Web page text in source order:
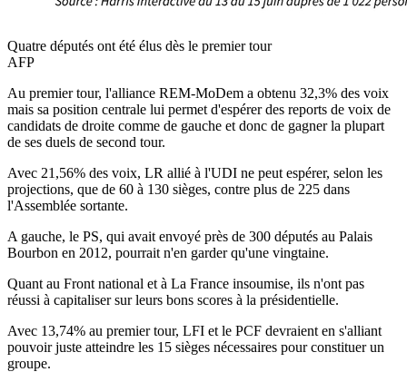
Quatre députés ont été élus dès le premier tour
AFP
Au premier tour, l'alliance REM-MoDem a obtenu 32,3% des voix
mais sa position centrale lui permet d'espérer des reports de voix de
candidats de droite comme de gauche et donc de gagner la plupart
de ses duels de second tour.
Avec 21,56% des voix, LR allié à l'UDI ne peut espérer, selon les
projections, que de 60 à 130 sièges, contre plus de 225 dans
l'Assemblée sortante.
A gauche, le PS, qui avait envoyé près de 300 députés au Palais
Bourbon en 2012, pourrait n'en garder qu'une vingtaine.
Quant au Front national et à La France insoumise, ils n'ont pas
réussi à capitaliser sur leurs bons scores à la présidentielle.
Avec 13,74% au premier tour, LFI et le PCF devraient en s'alliant
pouvoir juste atteindre les 15 sièges nécessaires pour constituer un
groupe.